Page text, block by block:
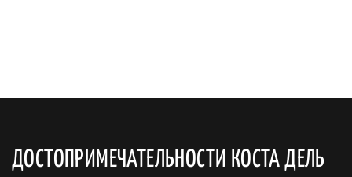
ДОСТОПРИМЕЧАТЕЛЬНОСТИ КОСТА ДЕЛЬ